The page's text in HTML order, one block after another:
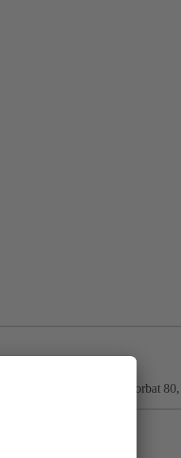
(E221), Polysorbat 80,